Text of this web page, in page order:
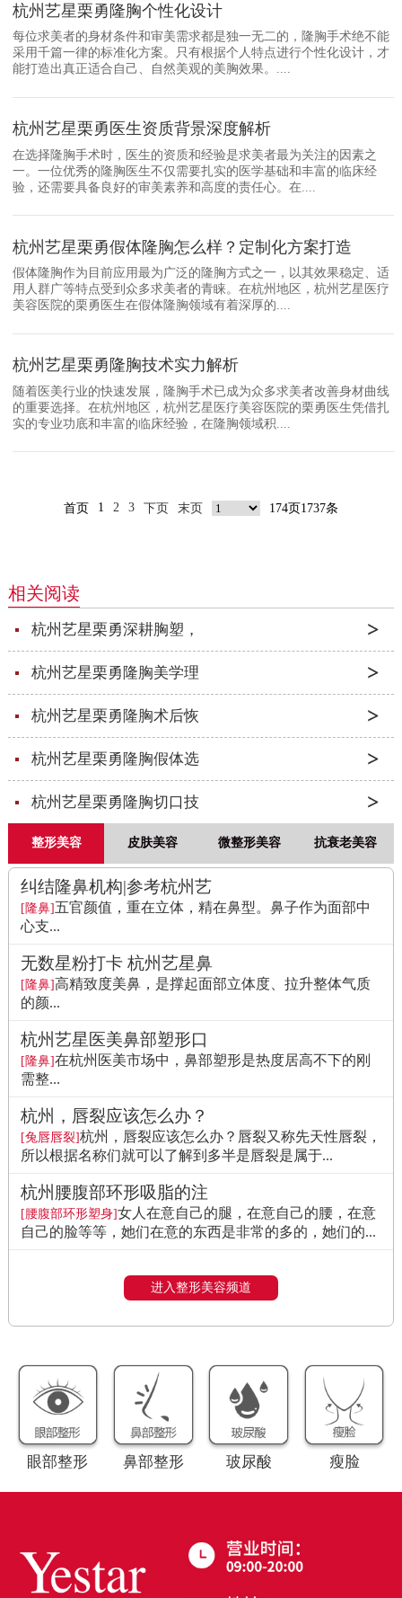
杭州艺星栗勇隆胸个性化设计
每位求美者的身材条件和审美需求都是独一无二的，隆胸手术绝不能
采用千篇一律的标准化方案。只有根据个人特点进行个性化设计，才
能打造出真正适合自己、自然美观的美胸效果。....
杭州艺星栗勇医生资质背景深度解析
在选择隆胸手术时，医生的资质和经验是求美者最为关注的因素之
一。一位优秀的隆胸医生不仅需要扎实的医学基础和丰富的临床经
验，还需要具备良好的审美素养和高度的责任心。在....
杭州艺星栗勇假体隆胸怎么样？定制化方案打造
假体隆胸作为目前应用最为广泛的隆胸方式之一，以其效果稳定、适
用人群广等特点受到众多求美者的青睐。在杭州地区，杭州艺星医疗
美容医院的栗勇医生在假体隆胸领域有着深厚的....
杭州艺星栗勇隆胸技术实力解析
随着医美行业的快速发展，隆胸手术已成为众多求美者改善身材曲线
的重要选择。在杭州地区，杭州艺星医疗美容医院的栗勇医生凭借扎
实的专业功底和丰富的临床经验，在隆胸领域积....
首页 1 2 3 下页 末页 174页1737条
相关阅读
杭州艺星栗勇深耕胸塑，
杭州艺星栗勇隆胸美学理
杭州艺星栗勇隆胸术后恢
杭州艺星栗勇隆胸假体选
杭州艺星栗勇隆胸切口技
整形美容 皮肤美容 微整形美容 抗衰老美容
纠结隆鼻机构|参考杭州艺
[隆鼻]五官颜值，重在立体，精在鼻型。鼻子作为面部中
心支...
无数星粉打卡 杭州艺星鼻
[隆鼻]高精致度美鼻，是撑起面部立体度、拉升整体气质
的颜...
杭州艺星医美鼻部塑形口
[隆鼻]在杭州医美市场中，鼻部塑形是热度居高不下的刚
需整...
杭州，唇裂应该怎么办？
[兔唇唇裂]杭州，唇裂应该怎么办？唇裂又称先天性唇裂，
所以根据名称们就可以了解到多半是唇裂是属于...
杭州腰腹部环形吸脂的注
[腰腹部环形塑身]女人在意自己的腿，在意自己的腰，在意
自己的脸等等，她们在意的东西是非常的多的，她们的...
进入整形美容频道
眼部整形 鼻部整形 玻尿酸 瘦脸